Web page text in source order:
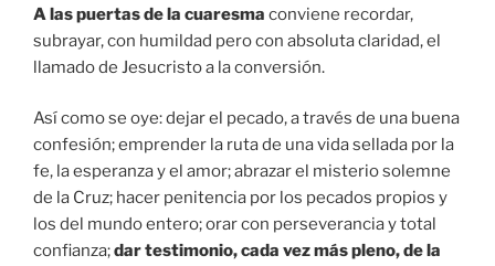
A las puertas de la cuaresma conviene recordar,
subrayar, con humildad pero con absoluta claridad, el
llamado de Jesucristo a la conversión.
Así como se oye: dejar el pecado, a través de una buena
confesión; emprender la ruta de una vida sellada por la
fe, la esperanza y el amor; abrazar el misterio solemne
de la Cruz; hacer penitencia por los pecados propios y
los del mundo entero; orar con perseverancia y total
confianza;dar testimonio, cada vez más pleno, de la